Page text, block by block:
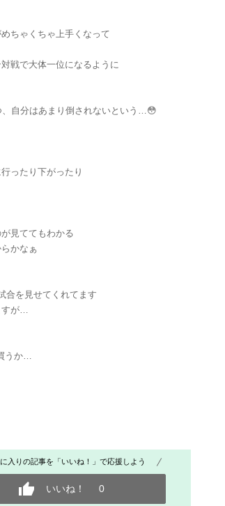
ちゃくちゃ上手くなって
戦で大体一位になるように
自分はあまり倒されないという…😳
ったり下がったり
見ててもわかる
かなぁ
合を見せてくれてます
すが…
うか…
入りの記事を「いいね！」で応援しよう
いいね！ 0